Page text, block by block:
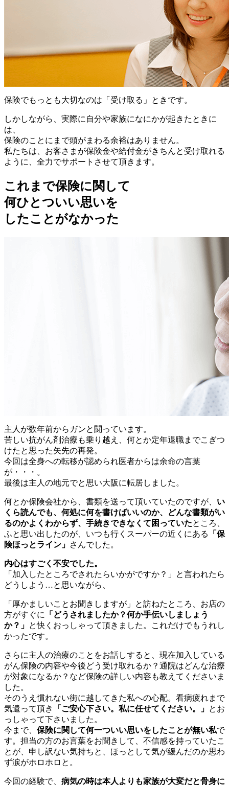
保険でもっとも大切なのは「受け取る」ときです。
しかしながら、実際に自分や家族になにかが起きたときに
は、
保険のことにまで頭がまわる余裕はありません。
私たちは、お客さまが保険金や給付金がきちんと受け取れる
ように、全力でサポートさせて頂きます。
これまで保険に関して
何ひとついい思いを
したことがなかった
主人が数年前からガンと闘っています。
苦しい抗がん剤治療も乗り越え、何とか定年退職までこぎつ
けたと思った矢先の再発。
今回は全身への転移が認められ医者からは余命の言葉
が・・・。
最後は主人の地元でと思い大阪に転居しました。
何とか保険会社から、書類を送って頂いていたのですが、 い
くら読んでも、何処に何を書けばいいのか、どんな書類がい
るのかよくわからず、手続きできなくて困っていたところ、
ふと思い出したのが、いつも行くスーパーの近くにある
「保
険ほっとライン」 さんでした。
内心はすごく不安でした。
「加入したところでされたらいかがですか？」と言われたら
どうしよう…と思いながら、
「厚かましいことお聞きしますが」と訪ねたところ、お店の
方がすぐに
「どうされましたか？何か手伝いしましょう
か？」 と快くおっしゃって頂きました。これだけでもうれし
かったです。
さらに主人の治療のことをお話しすると、現在加入している
がん保険の内容や今後どう受け取れるか？通院はどんな治療
が対象になるか？など保険の詳しい内容も教えてくださいま
した。
そのうえ慣れない街に越してきた私への心配。看病疲れまで
気遣って頂き
「ご安心下さい。私に任せてください。」 とお
っしゃって下さいました。
今まで、 保険に関して何一ついい思いをしたことが無い私で
す。担当の方のお言葉をお聞きして、不信感を持っていたこ
とが、申し訳ない気持ちと、ほっとして気が緩んだのか思わ
ず涙がホロホロと。
今回の経験で、 病気の時は本人よりも家族が大変だと骨身に